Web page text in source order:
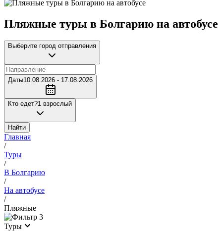
Пляжные туры в Болгарию на автобусе
Выберите город отправления
Даты10.08.2026 - 17.08.2026
Кто едет?1 взрослый
Найти
Главная
/
Туры
/
В Болгарию
/
На автобусе
/
Пляжные
3
Туры